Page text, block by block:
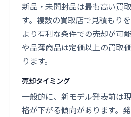
新品・未開封品は最も高い買
す。複数の買取店で見積もりを
より有利な条件での売却が可
や品薄商品は定価以上の買取
ります。
売却タイミング
一般的に、新モデル発表前は
格が下がる傾向があります。